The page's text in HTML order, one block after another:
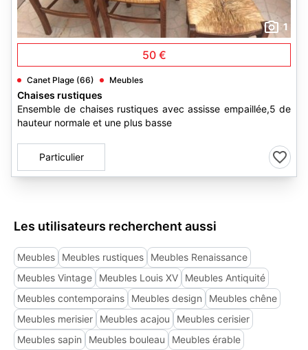
1
50 €
Canet Plage (66) Meubles
Chaises rustiques
Ensemble de chaises rustiques avec assisse empaillée,5 de
hauteur normale et une plus basse
Particulier
Les utilisateurs recherchent aussi
Meubles Meubles rustiques
Meubles Renaissance
Meubles Vintage
Meubles Louis XV
Meubles Antiquité
Meubles contemporains
Meubles design
Meubles chêne
Meubles merisier
Meubles acajou
Meubles cerisier
Meubles sapin
Meubles bouleau
Meubles érable